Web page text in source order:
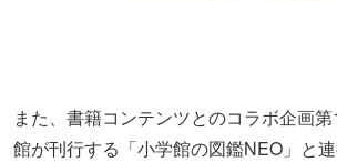
また、書籍コンテンツとのコラボ企画
館が刊行する「小学館の図鑑NEO」と